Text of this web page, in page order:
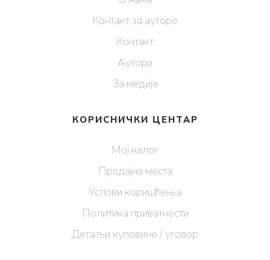
Контакт за ауторе
Контакт
Аутори
За медије
КОРИСНИЧКИ ЦЕНТАР
Мој налог
Продајна места
Услови коришћења
Политика приватности
Детаљи куповине / уговор